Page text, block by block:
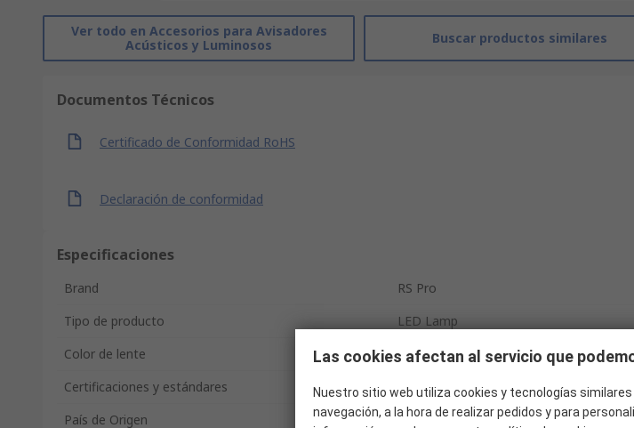
Ver todo en Accesorios para Avisadores
Acústicos y Luminosos
Buscar productos similares
Documentos Técnicos
Certificado de Conformidad RoHS
Declaración de conformidad
Especificaciones
Brand
RS Pro
Tipo de producto
LED Lamp
Color de lente
Green
Certificaciones y estándares
RoHS
País de Origen
United Kingdom
Las cookies afectan al servicio que
Nuestro sitio web utiliza cookies y tecnologías
navegación, a la hora de realizar pedidos y para